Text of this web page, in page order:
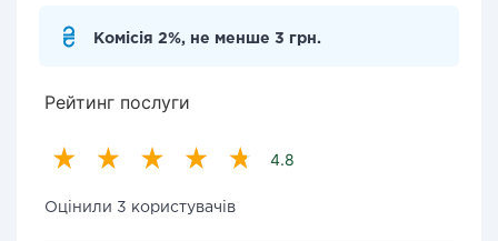
Комісія 2%, не менше 3 грн.
Рейтинг послуги
4.8
Оцінили 3 користувачів